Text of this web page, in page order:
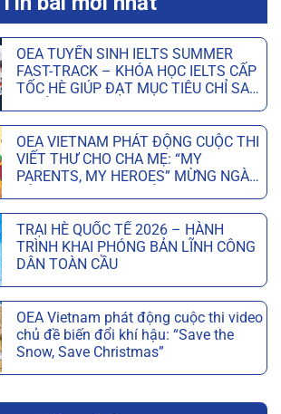
OEA TUYỂN SINH IELTS SUMMER
FAST-TRACK – KHÓA HỌC IELTS CẤP
TỐC HÈ GIÚP ĐẠT MỤC TIÊU CHỈ SAU
OEA VIETNAM PHÁT ĐỘNG CUỘC THI
VIẾT THƯ CHO CHA MẸ: “MY
PARENTS, MY HEROES” MỪNG NGÀY
TRẠI HÈ QUỐC TẾ 2026 – HÀNH
TRÌNH KHAI PHÓNG BẢN LĨNH CÔNG
DÂN TOÀN CẦU
OEA Vietnam phát động cuộc thi video
chủ đề biến đổi khí hậu: “Save the
Snow, Save Christmas”